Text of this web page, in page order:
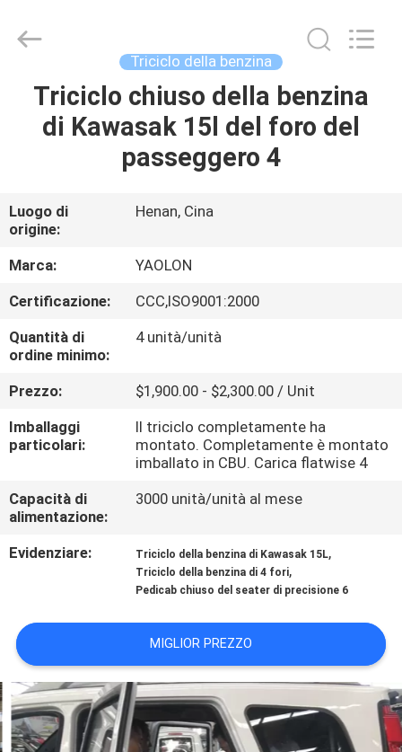
CASA
CIRCA
NOI
GIRO
DELLA
FABBRICA
CONTROLLO
DI
RICHIEDA
UNA
CITAZIONE
Motorcycle
Triciclo della benzina
Triciclo chiuso della benzina
di Kawasak 15l del foro del
passeggero 4
Luogo di
origine:
Henan, Cina
Marca:
YAOLON
Certificazione:
CCC,ISO9001:2000
Quantità di
ordine minimo:
4 unità/unità
Prezzo:
$1,900.00 - $2,300.00 / Unit
Imballaggi
particolari:
Il triciclo completamente ha
montato. Completamente è montato
imballato in CBU. Carica flatwise 4
Capacità di
alimentazione:
3000 unità/unità al mese
Evidenziare: Triciclo della benzina di Kawasak 15L,
Triciclo della benzina di 4 fori,
Pedicab chiuso del seater di precisione 6
MIGLIOR PREZZO